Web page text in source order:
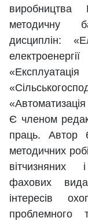
виробництва
методичну
дисциплін:
Є членом
праць. Автор
методичних
вітчизняних
фахових
інтересів
проблемного